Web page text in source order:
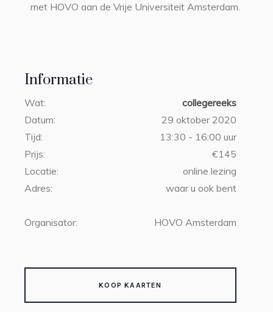
Informatie
Wat:
collegereeks
Datum:
29 oktober 2020
Tijd:
13:30 - 16:00 uur
Prijs:
€145
Locatie:
online lezing
Adres:
waar u ook bent
Organisator: HOVO Amsterdam
KOOP KAARTEN
met HOVO aan de Vrije Universiteit Amsterdam.